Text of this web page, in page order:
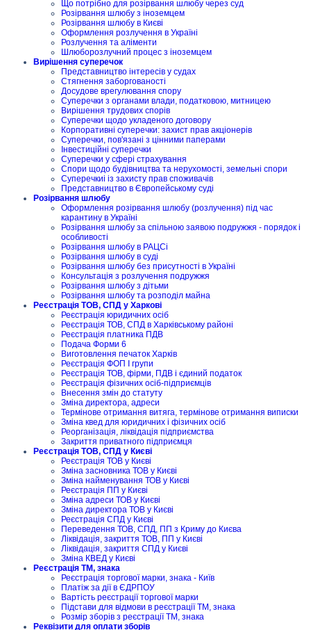
Що потрібно для розірвання шлюбу через суд
Розірвання шлюбу з іноземцем
Розірвання шлюбу в Києві
Оформлення розлучення в Україні
Розлучення та аліменти
Шлюборозлучний процес з іноземцем
Вирішення суперечок
Представництво інтересів у судах
Стягнення заборгованості
Досудове врегулювання спору
Суперечки з органами влади, податковою, митницею
Вирішення трудових спорів
Суперечки щодо укладеного договору
Корпоративні суперечки: захист прав акціонерів
Суперечки, пов'язані з цінними паперами
Інвестиційні суперечки
Суперечки у сфері страхування
Спори щодо будівництва та нерухомості, земельні спори
Суперечкиі із захисту прав споживачів
Представництво в Європейському суді
Розірвання шлюбу
Оформлення розірвання шлюбу (розлучення) під час
карантину в Україні
Розірвання шлюбу за спільною заявою подружжя - порядок і
особливості
Розірвання шлюбу в РАЦСі
Розірвання шлюбу в суді
Розірвання шлюбу без присутності в Україні
Консультація з розлучення подружжя
Розірвання шлюбу з дітьми
Розірвання шлюбу та розподіл майна
Реєстрація ТОВ, СПД у Харкові
Реєстрація юридичних осіб
Реєстрація ТОВ, СПД в Харківському районі
Реєстрація платника ПДВ
Подача Форми 6
Виготовлення печаток Харків
Реєстрація ФОП I групи
Реєстрація ТОВ, фірми, ПДВ і єдиний податок
Реєстрація фізичних осіб-підприємців
Внесення змін до статуту
Зміна директора, адреси
Термінове отримання витяга, термінове отримання виписки
Зміна квед для юридичних і фізичних осіб
Реорганізація, ліквідація підприємства
Закриття приватного підприємця
Реєстрація ТОВ, СПД у Києві
Реєстрація ТОВ у Києві
Зміна засновника ТОВ у Києві
Зміна найменування ТОВ у Києві
Реєстрація ПП у Києві
Зміна адреси ТОВ у Києві
Зміна директора ТОВ у Києві
Реєстрація СПД у Києві
Переведення ТОВ, СПД, ПП з Криму до Києва
Ліквідація, закриття ТОВ, ПП у Києві
Ліквідація, закриття СПД у Києві
Зміна КВЕД у Києві
Реєстрація ТМ, знака
Реєстрація торгової марки, знака - Київ
Платіж за дії в ЄДРПОУ
Вартість реєстрації торгової марки
Підстави для відмови в реєстрації ТМ, знака
Розмір зборів з реєстрації ТМ, знака
Реквізити для оплати зборів